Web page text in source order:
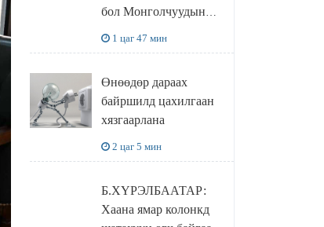
бол Монголчуудын
ДЭЛХИЙД
СУРТАЛЧИЛАХ гол
бодлого
1 цаг 47 мин
Өнөөдөр дараах
байршилд цахилгаан
хязгаарлана
2 цаг 5 мин
Б.ХҮРЭЛБААТАР:
Хаана ямар колонкд